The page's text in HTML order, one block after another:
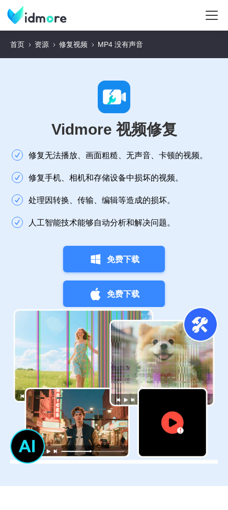
首页 资源 修复视频 MP4 没有声音
Vidmore 视频修复
修复无法播放、画面粗糙、无声音、卡顿的视频。
修复手机、相机和存储设备中损坏的视频。
处理因转换、传输、编辑等造成的损坏。
人工智能技术能够自动分析和解决问题。
免费下载
免费下载